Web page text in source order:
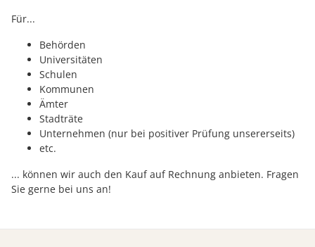
Für...
Behörden
Universitäten
Schulen
Kommunen
Ämter
Stadträte
Unternehmen (nur bei positiver Prüfung unsererseits)
etc.
... können wir auch den Kauf auf Rechnung anbieten. Fragen
Sie gerne bei uns an!